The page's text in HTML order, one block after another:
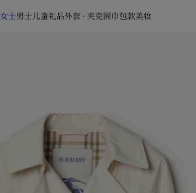
女士男士儿童礼品外套 · 夹克围巾包款美妆